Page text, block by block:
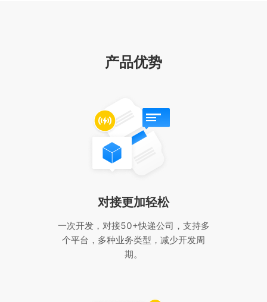
产品优势
对接更加轻松
一次开发，对接50+快递公司，支持多
个平台，多种业务类型，减少开发周
期。